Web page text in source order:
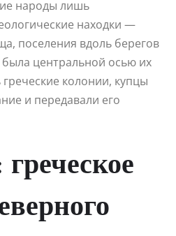
народы лишь
находки —
поселения вдоль берегов
центральной осью их
колонии, купцы
и передавали его